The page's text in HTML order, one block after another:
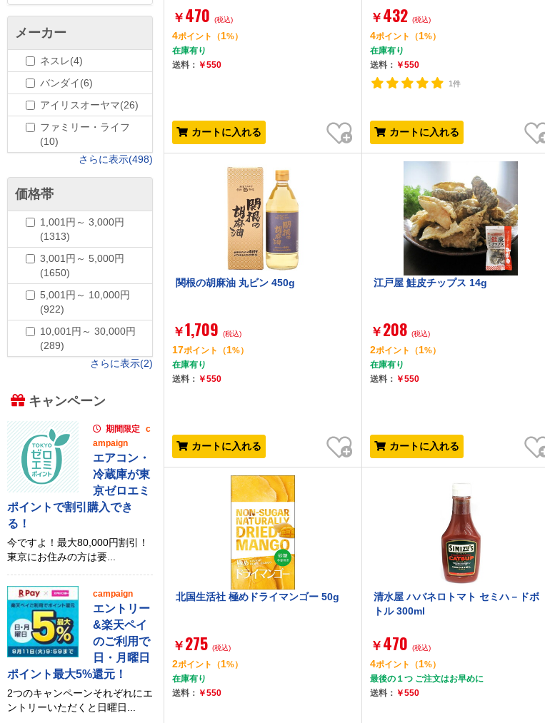
￥ 470 (税込)
4ポイント （1%）
在庫有り
送料： ￥550
カートに入れる
お気に入り
￥ 432 (税込)
4ポイント （1%）
在庫有り
送料： ￥550
1件
カートに入れる
お気に入り
関根の胡麻油 丸ビン 450g
￥1,709 (税込)
17ポイント （1%）
在庫有り
送料： ￥550
カートに入れる
お気に入り
江戸屋 鮭皮チップス 14g
￥ 208 (税込)
2ポイント （1%）
在庫有り
送料： ￥550
カートに入れる
お気に入り
北国生活社 極めドライマンゴー 50g
￥ 275 (税込)
2ポイント （1%）
在庫有り
送料： ￥550
清水屋 ハバネロトマト セミハ－ドボ
トル 300ml
￥ 470 (税込)
4ポイント （1%）
最後の１つ ご注文はお早めに
送料： ￥550
メーカー
ネスレ(4)
バンダイ(6)
アイリスオーヤマ(26)
ファミリー・ライフ
(10)
さらに表示(498)
価格帯
1,001円～ 3,000円
(1313)
3,001円～ 5,000円
(1650)
5,001円～ 10,000円
(922)
10,001円～ 30,000円
(289)
さらに表示(2)
キャンペーン
期間限定 c
ampaign
エアコン・
冷蔵庫が東
京ゼロエミ
ポイントで割引購入でき
る！
今ですよ！最大80,000円割引！
東京にお住みの方は要...
campaign
エントリー
&楽天ペイ
のご利用で
日・月曜日
ポイント最大5%還元！
2つのキャンペーンそれぞれにエ
ントリーいただくと日曜日...